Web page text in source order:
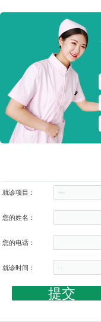
就诊项目：
您的姓名：
您的电话：
就诊时间：